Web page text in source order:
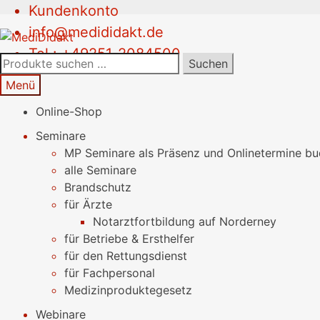
Kundenkonto
info@medididakt.de
Tel.: +49251-2084500
Navigation
springen
zum
Inhalt
Suchen
nach:
Suchen
Menü
Online-Shop
Seminare
MP Seminare als Präsenz und Onlinetermine
alle Seminare
Brandschutz
für Ärzte
Notarztfortbildung auf Norderney
für Betriebe & Ersthelfer
für den Rettungsdienst
für Fachpersonal
Medizinproduktegesetz
Webinare